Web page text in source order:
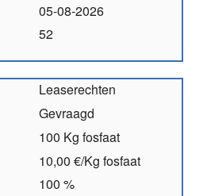
05-08-2026
52
Leaserechten
Gevraagd
100 Kg fosfaat
10,00 €/Kg fosfaat
100 %